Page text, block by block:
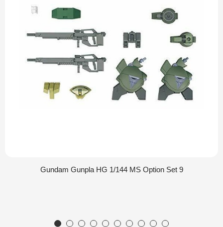
Gundam Gunpla HG 1/144 MS Option Set 9